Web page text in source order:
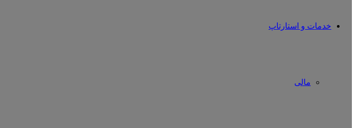
خدمات و استارتاپ
مالی